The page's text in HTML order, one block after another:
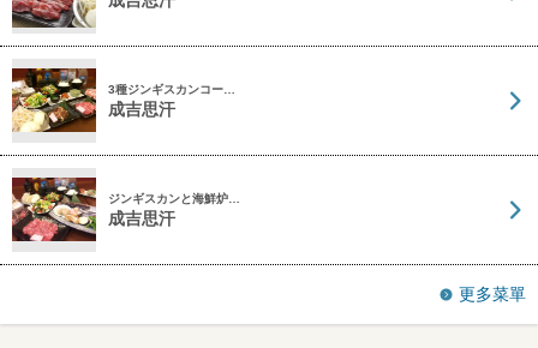
3種ジンギスカンコー…
成吉思汗
ジンギスカンと海鮮炉…
成吉思汗
更多菜單